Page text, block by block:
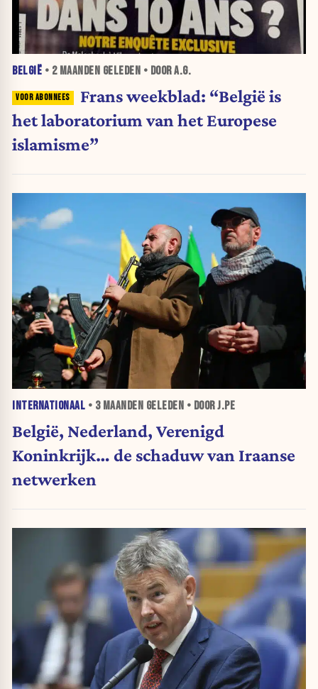
BELGIË • 2 MAANDEN GELEDEN • DOOR A.G.
Frans weekblad: “België is
het laboratorium van het Europese
islamisme”
INTERNATIONAAL • 3 MAANDEN GELEDEN • DOOR J.PE
België, Nederland, Verenigd
Koninkrijk… de schaduw van Iraanse
netwerken